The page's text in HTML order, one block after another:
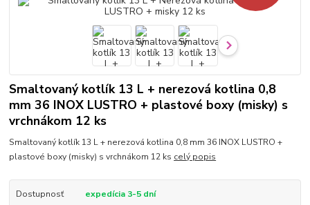
Smaltovaný kotlík 13 L + nerezová kotlina 0,8
mm 36 INOX LUSTRO + plastové boxy (misky) s
vrchnákom 12 ks
Smaltovaný kotlík 13 L + nerezová kotlina 0,8 mm 36 INOX LUSTRO +
plastové boxy (misky) s vrchnákom 12 ks celý popis
Dostupnosť expedícia 3-5 dní